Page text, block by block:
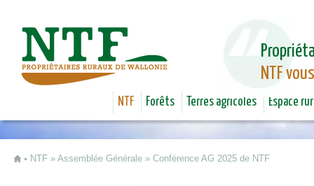
NTF
NTF Forêts Terres agricoles Espace
NTF » Assemblée Générale » Conférence AG 2025 de NTF